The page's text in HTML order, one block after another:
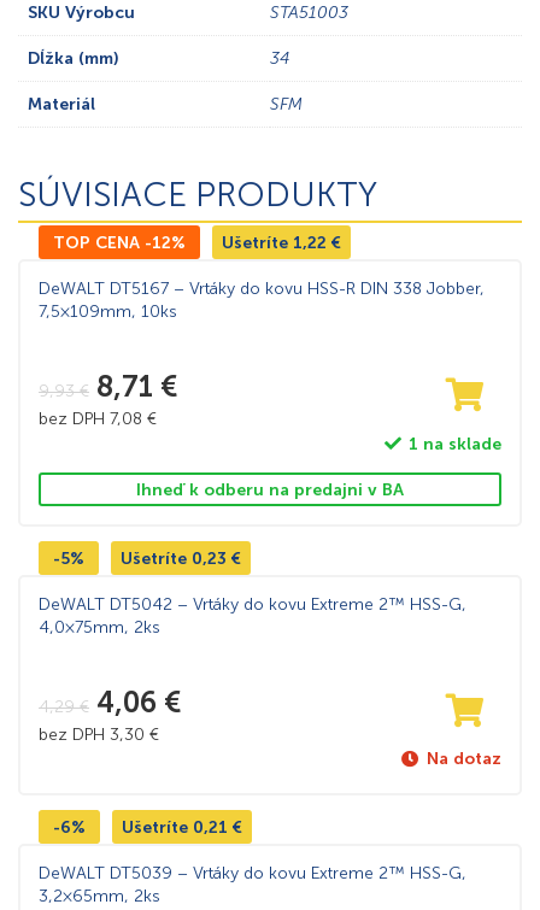
SKU Výrobcu STA51003
Dĺžka (mm) 34
Materiál SFM
SÚVISIACE PRODUKTY
TOP CENA -12% Ušetríte 1,22 €
DeWALT DT5167 – Vrtáky do kovu HSS-R DIN 338 Jobber,
7,5×109mm, 10ks
9,93€ 8,71 €
bez DPH 7,08 €
1 na sklade
Ihneď k odberu na predajni v BA
-5% Ušetríte 0,23 €
DeWALT DT5042 – Vrtáky do kovu Extreme 2™ HSS-G,
4,0×75mm, 2ks
4,29€ 4,06 €
bez DPH 3,30 €
Na dotaz
-6% Ušetríte 0,21 €
DeWALT DT5039 – Vrtáky do kovu Extreme 2™ HSS-G,
3,2×65mm, 2ks